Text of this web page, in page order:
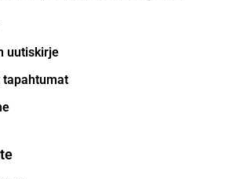
uutiskirje
tapahtumat